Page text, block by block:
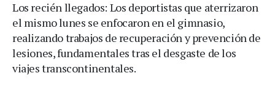
Los recién llegados: Los deportistas que aterrizaron
el mismo lunes se enfocaron en el gimnasio,
realizando trabajos de recuperación y prevención de
lesiones, fundamentales tras el desgaste de los
viajes transcontinentales.